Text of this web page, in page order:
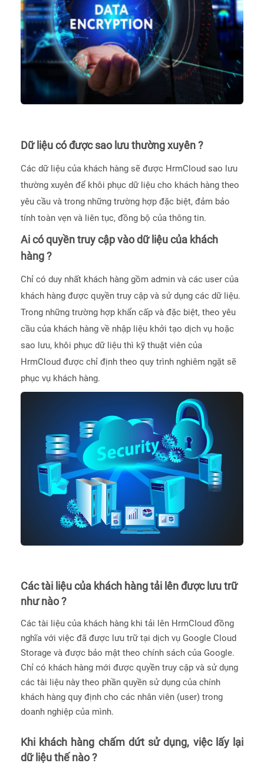
Dữ liệu có được sao lưu thường xuyên ?
Các dữ liệu của khách hàng sẽ được HrmCloud sao lưu
thường xuyên để khôi phục dữ liệu cho khách hàng theo
yêu cầu và trong những trường hợp đặc biệt, đảm bảo
tính toàn vẹn và liên tục, đồng bộ của thông tin.
Ai có quyền truy cập vào dữ liệu của khách
hàng ?
Chỉ có duy nhất khách hàng gồm admin và các user của
khách hàng được quyền truy cập và sử dụng các dữ liệu.
Trong những trường hợp khẩn cấp và đặc biệt, theo yêu
cầu của khách hàng về nhập liệu khởi tạo dịch vụ hoặc
sao lưu, khôi phục dữ liệu thì kỹ thuật viên của
HrmCloud được chỉ định theo quy trình nghiêm ngặt sẽ
phục vụ khách hàng.
Các tài liệu của khách hàng tải lên được lưu trữ
như nào ?
Các tài liệu của khách hàng khi tải lên HrmCloud đồng
nghĩa với việc đã được lưu trữ tại dịch vụ Google Cloud
Storage và được bảo mật theo chính sách của Google.
Chỉ có khách hàng mới được quyền truy cập và sử dụng
các tài liệu này theo phần quyền sử dụng của chính
khách hàng quy định cho các nhân viên (user) trong
doanh nghiệp của mình.
Khi khách hàng chấm dứt sử dụng, việc lấy lại
dữ liệu thế nào ?